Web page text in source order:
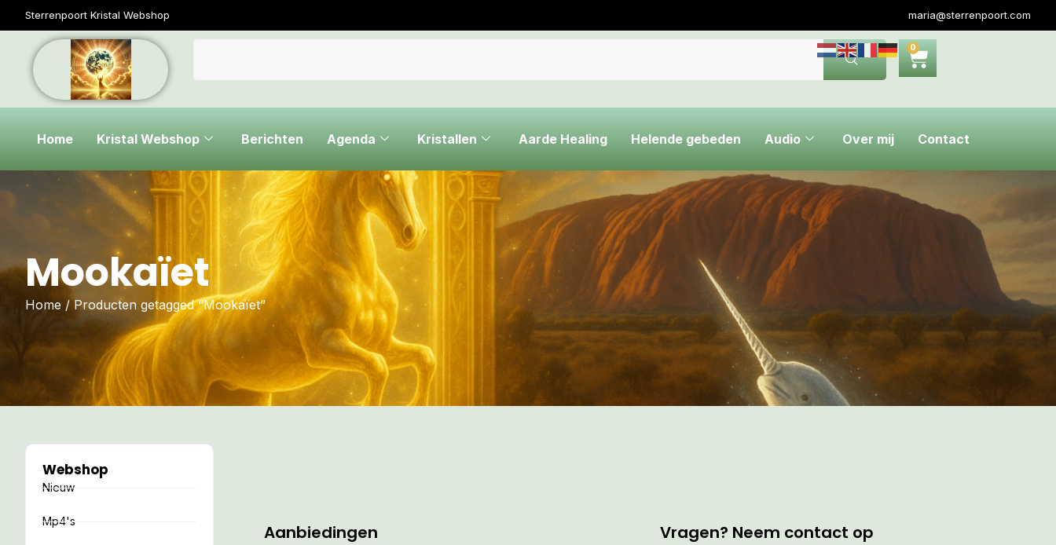
Sterrenpoort Kristal Webshop maria@sterrenpoort.com
0
Home Kristal Webshop Berichten Agenda Kristallen Aarde Healing Helende gebeden Audio Over mij Contact
Mookaïet
Home / Producten getagged “Mookaïet”
Webshop
Nieuw
Mp4's
Aanbiedingen Vragen? Neem contact op